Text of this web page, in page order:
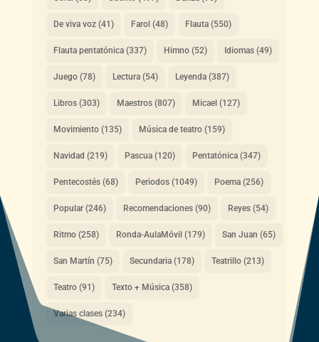
De viva voz(41) Farol(48) Flauta(550)
Flauta pentatónica(337) Himno(52) Idiomas(49)
Juego(78) Lectura(54) Leyenda(387)
Libros(303) Maestros(807) Micael(127)
Movimiento(135) Música de teatro(159)
Navidad (219) Pascua(120) Pentatónica(347)
Pentecostés(68) Periodos(1049) Poema(256)
Popular(246) Recomendaciones(90) Reyes(54)
Ritmo(258) Ronda-AulaMóvil(179) San Juan (65)
San Martín (75) Secundaria(178) Teatrillo(213)
Teatro(91) Texto + Música(358)
Varias clases(234)